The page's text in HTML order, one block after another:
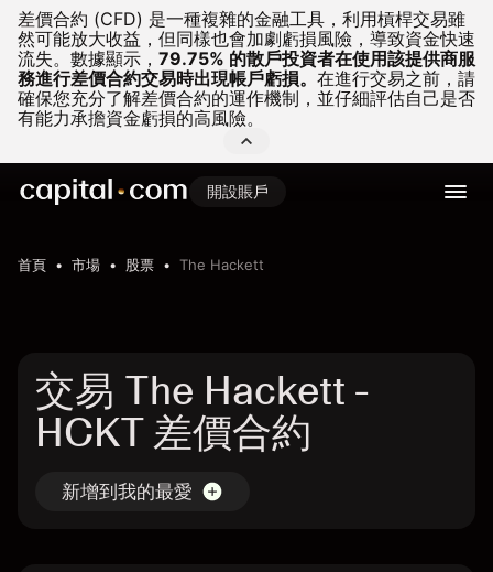
差價合約 (CFD) 是一種複雜的金融工具，利用槓桿交易雖
然可能放大收益，但同樣也會加劇虧損風險，導致資金快速
流失。 數據顯示， 79.75% 的散戶投資者在使用該提供商服
務進行差價合約交易時出現帳戶虧損。 在進行交易之前，請
確保您充分了解差價合約的運作機制，並仔細評估自己是否
有能力承擔資金虧損的高風險。
開設賬戶
首頁 市場 股票 The Hackett
交易 The Hackett -
HCKT 差價合約
新增到我的最愛